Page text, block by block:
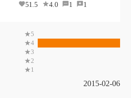
51.5 4.0 1 1
2015-02-06